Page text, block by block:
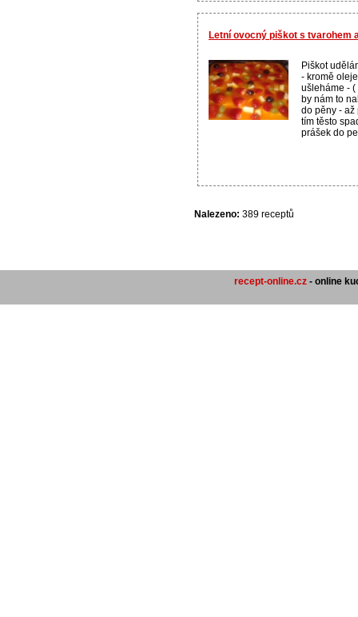
Letní ovocný piškot s tvarohem
Piškot
- kromě
ušleháme -
by nám to
do pěny - až
tím těsto
prášek do
Nalezeno: 389 receptů
recept-online.cz - online